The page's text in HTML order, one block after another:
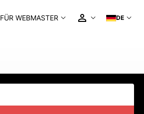
FÜR WEBMASTER DE